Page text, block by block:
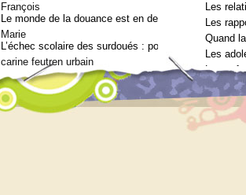
François
Le monde de la douance est en deuil : Jean-Charles
Marie
L’échec scolaire des surdoués : pourquoi ? (Journal
carine feutren urbain
Petit lexique en lien avec le surdouement à l’usage
Marie
Qui consulter pour un bilan psychométrique ?
Siouplet
Qui consulter pour un bilan psychométrique ?
Les
Les
Quand
Les
Les